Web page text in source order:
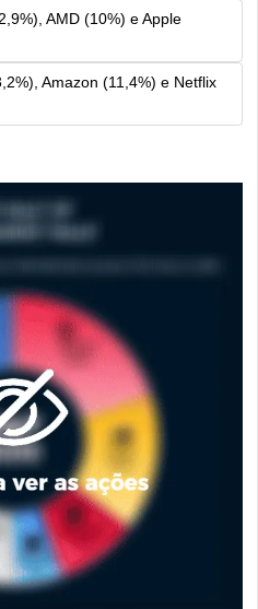
AMD (10%) e Apple
Amazon (11,4%) e Netflix